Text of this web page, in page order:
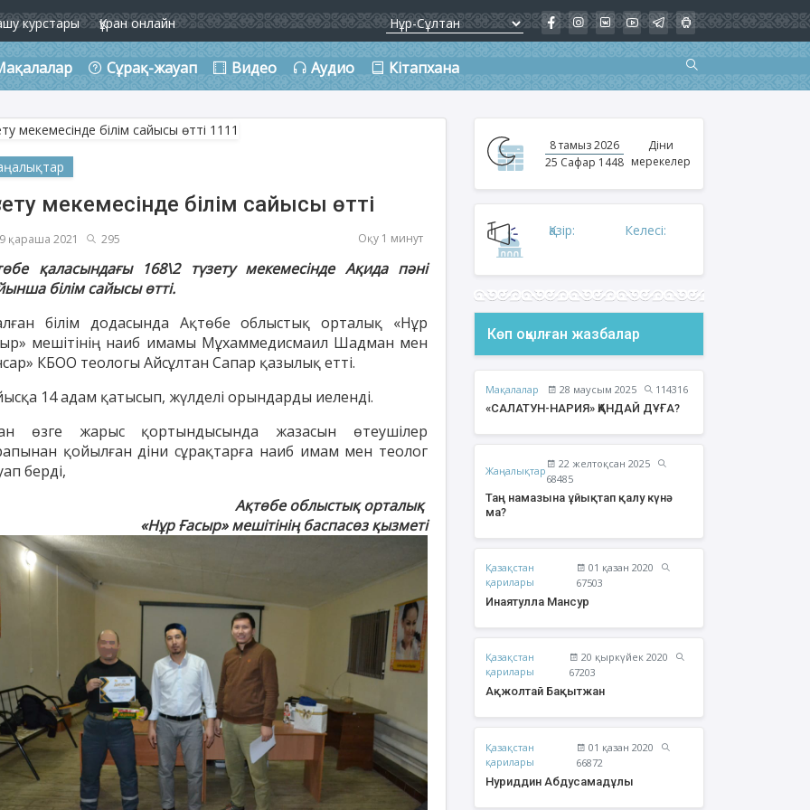
курстары Құран онлайн
Сұрақ-жауап Видео Аудио Кітапхана
Жұмабаев Данияр
Әлимұхамедұлы
Ақжолтай Бақытжан
Әбішев Қуаныш
мекемесінде білім сайысы өтті
қараша 2021 295 Оқу 1 минут
қаласындағы 168\2 түзету мекемесінде Ақида пәні
білім сайысы өтті.
білім додасында Ақтөбе облыстық орталық «Нұр
мешітінің наиб имамы Мұхаммедисмаил Шадман мен
КБОО теологы Айсұлтан Сапар қазылық етті.
14 адам қатысып, жүлделі орындарды иеленді.
өзге жарыс қортындысында жазасын өтеушілер
қойылған діни сұрақтарға наиб имам мен теолог
берді,
Ақтөбе облыстық орталық
«Нұр Ғасыр» мешітінің баспасөз қызметі
8 тамыз 2026
25 Сафар 1448
Діни
мерекелер
Қазір: Келесі:
Көп оқылған жазбалар
Мақалалар 28 маусым 2025
114316
«САЛАТУН-НАРИЯ» ҚАНДАЙ ДҰҒА?
Жаңалықтар
22 желтоқсан 2025
68485
Таң намазына ұйықтап қалу күнә
ма?
Қазақстан
қарилары
01 қазан 2020
67503
Инаятулла Мансур
Қазақстан
қарилары
20 қыркүйек 2020
67203
Ақжолтай Бақытжан
Қазақстан
қарилары
01 қазан 2020
66872
Нуриддин Абдусамадұлы